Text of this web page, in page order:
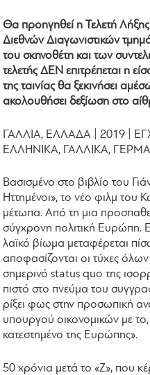
Θα προηγηθεί η Τελετή
Διεθνών Διαγωνιστικών
του σκηνοθέτη και των
τελετής ΔΕΝ επιτρέπεται η
της ταινίας θα ξεκινήσει
ακολουθήσει δεξίωση στο
ΓΑΛΛΙΑ, ΕΛΛΑΔΑ | 2019 |
ΕΛΛΗΝΙΚΑ, ΓΑΛΛΙΚΑ,
Βασισμένο στο βιβλίο του
Ηττημένοι», το νέο φιλμ του
μέτωπα. Από τη μια
σύγχρονη πολιτική Ευρώπη.
λαϊκό βίωμα μεταφέρεται
αποφασίζονται οι τύχες
σημερινό status quo της
πιστό στο πνεύμα του
ρίξει φως στην προσωπική
υπουργού οικονομικών με το,
κατεστημένο της Ευρώπης».
50 χρόνια μετά το «Ζ», που